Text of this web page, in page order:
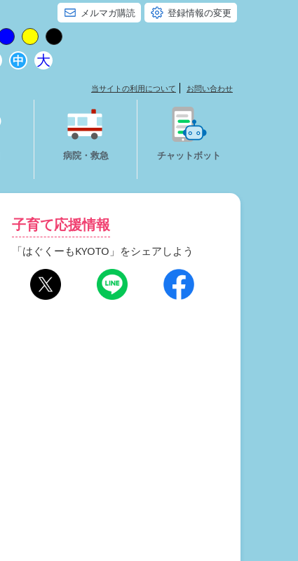
メルマガ購読
登録情報の変更
中 大
当サイトの利用について お問い合わせ
病院・救急 チャットボット
子育て応援情報
「はぐくーもKYOTO」をシェアしよう